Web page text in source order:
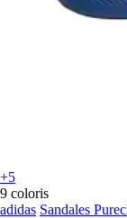
+5
9 coloris
adidas Sandales